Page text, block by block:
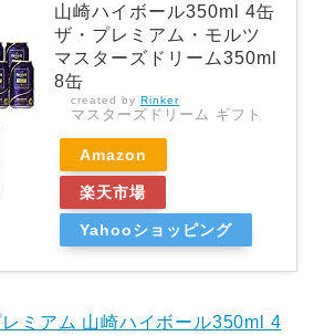
山崎ハイボール350ml 4缶
ザ・プレミアム・モルツ
マスターズドリーム350ml
8缶
created by Rinker
マスターズドリーム ギフト
Amazon
楽天市場
Yahooショッピング
レミアム 山崎ハイボール350ml 4